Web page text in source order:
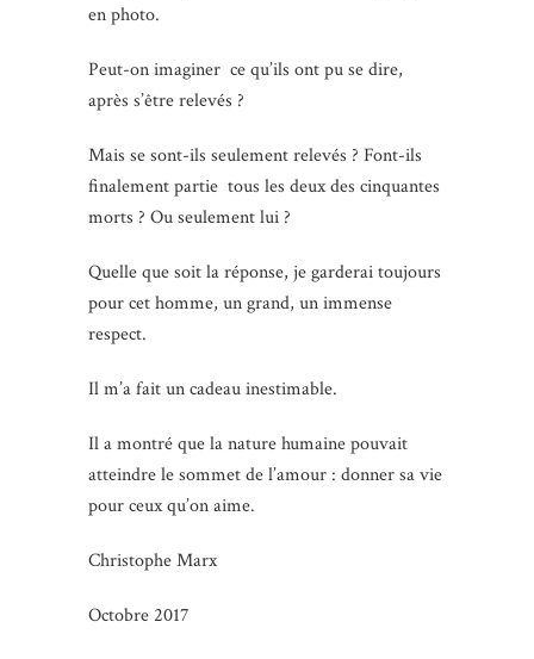
en photo.
Peut-on imaginer ce qu’ils ont pu se dire,
après s’être relevés ?
Mais se sont-ils seulement relevés ? Font-ils
finalement partie tous les deux des cinquantes
morts ? Ou seulement lui ?
Quelle que soit la réponse, je garderai toujours
pour cet homme, un grand, un immense
respect.
Il m’a fait un cadeau inestimable.
Il a montré que la nature humaine pouvait
atteindre le sommet de l’amour : donner sa vie
pour ceux qu’on aime.
Christophe Marx
Octobre 2017